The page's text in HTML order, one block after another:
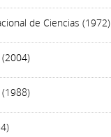
de Ciencias (1972)